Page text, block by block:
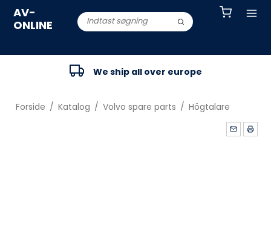
AV-
ONLINE
We ship all over europe
Forside / Katalog / Volvo spare parts / Högtalare